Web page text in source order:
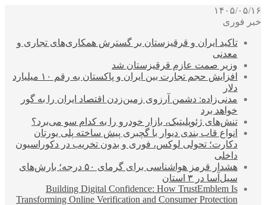
۱۴۰۵/۰۵/۱۶
خبر فوری
تاکید ایران و قرقیزستان بر گسترش همکاری‌های تجاری و
معدنی
وزیر صمت عازم قرقیزستان شد
افزایش حجم تجارت بین ایران و پاکستان به رقم ۱۰ میلیارد
دلار
مدنی‌زاده: دشمن آرزوی زمین‌زدن اقتصاد ایران را به گور
خواهد برد
تنش‌های ژئوپلیتیک، بازار خودرو را به کدام سو می‌برد؟
انواع قاب بندی دیوار با گچبری پیش ساخته پلی یورتان
دکارت؛ تحولی لوکس، فوری و بدون تخریب در دکوراسیون
داخلی
هشدار قرمز هواشناسی برای گرمای ۵۰ درجه؛ بارش‌های
سیل‌آسا در ۳ استان
Building Digital Confidence: How TrustEmblem Is
Transforming Online Verification and Consumer Protection